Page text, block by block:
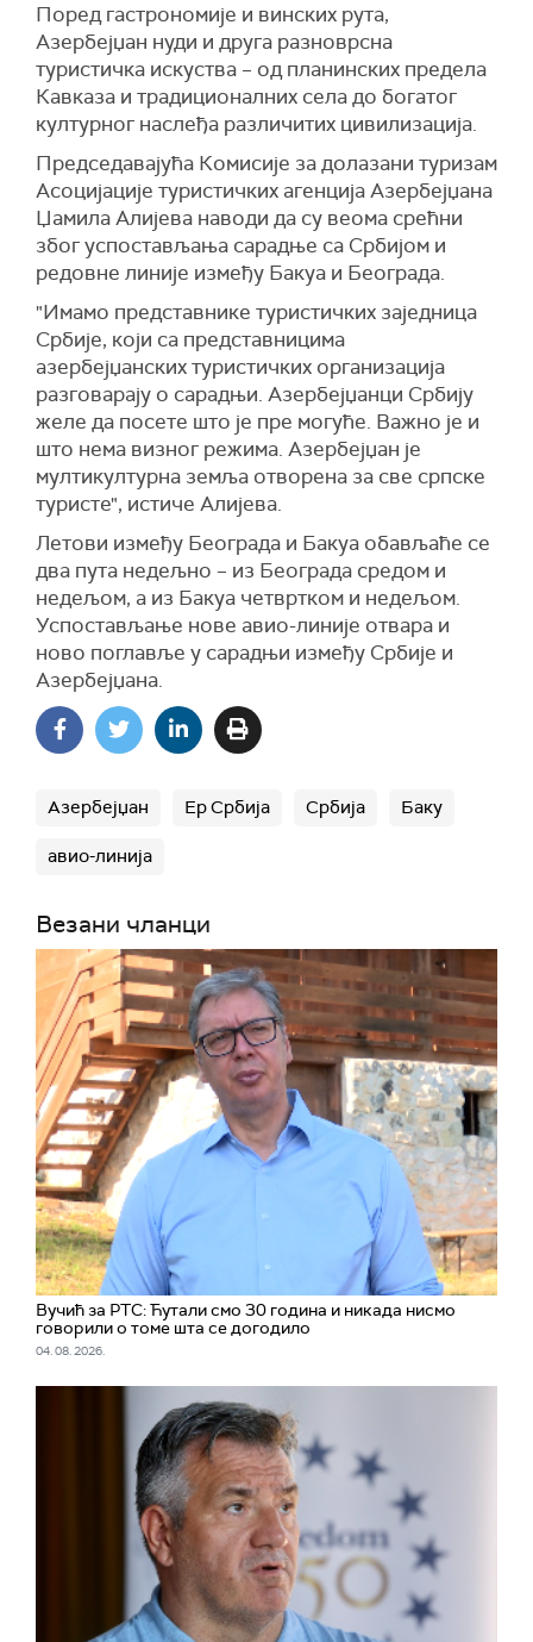
Поред гастрономије и винских рута,
Азербејџан нуди и друга разноврсна
туристичка искуства – од планинских предела
Кавказа и традиционалних села до богатог
културног наслеђа различитих цивилизација.
Председавајућа Комисије за долазани туризам
Асоцијације туристичких агенција Азербејџана
Џамила Алијева наводи да су веома срећни
због успостављања сарадње са Србијом и
редовне линије између Бакуа и Београда.
"Имамо представнике туристичких заједница
Србије, који са представницима
азербејџанских туристичких организација
разговарају о сарадњи. Азербејџанци Србију
желе да посете што је пре могуће. Важно је и
што нема визног режима. Азербејџан је
мултикултурна земља отворена за све српске
туристе", истиче Алијева.
Летови између Београда и Бакуа обављаће се
два пута недељно – из Београда средом и
недељом, а из Бакуа четвртком и недељом.
Успостављање нове авио-линије отвара и
ново поглавље у сарадњи између Србије и
Азербејџана.
Азербејџан Ер Србија Србија Баку
авио-линија
Везани чланци
Вучић за РТС: Ћутали смо 30 година и никада нисмо
говорили о томе шта се догодило
04. 08. 2026.